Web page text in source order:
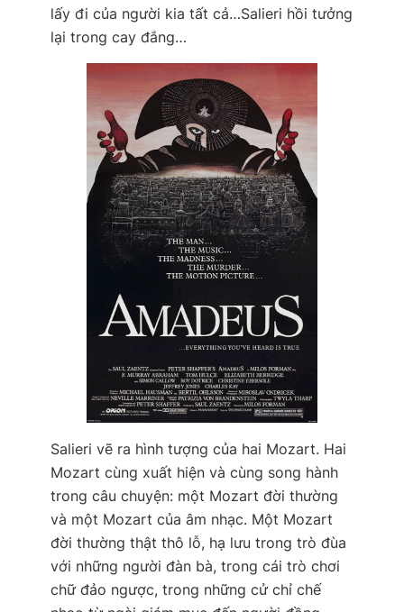
lấy đi của người kia tất cả…Salieri hồi tưởng
lại trong cay đắng…
Salieri vẽ ra hình tượng của hai Mozart. Hai
Mozart cùng xuất hiện và cùng song hành
trong câu chuyện: một Mozart đời thường
và một Mozart của âm nhạc. Một Mozart
đời thường thật thô lỗ, hạ lưu trong trò đùa
với những người đàn bà, trong cái trò chơi
chữ đảo ngược, trong những cử chỉ chế